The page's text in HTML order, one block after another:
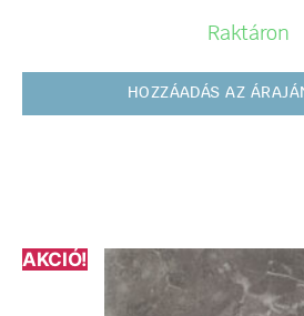
Raktáron
HOZZÁADÁS AZ
AKCIÓ!